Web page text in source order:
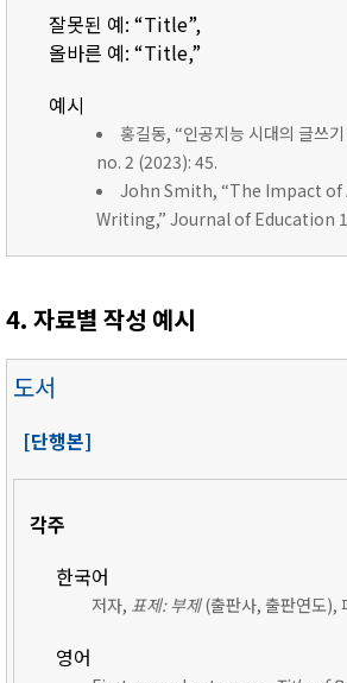
잘못된 예: “Title”,
올바른 예: “Title,”
예시
홍길동, “인공지능 시대의 글쓰
no. 2 (2023): 45.
John Smith, “The Impact of
Writing,” Journal of Education
4. 자료별 작성 예시
도서
[단행본]
각주
한국어
저자, 표제: 부제(출판사, 출판연도),
영어